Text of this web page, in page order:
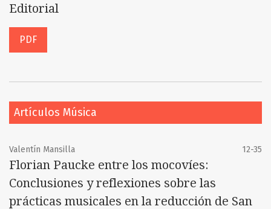
Editorial
PDF
Artículos Música
Valentín Mansilla 12-35
Florian Paucke entre los mocovíes:
Conclusiones y reflexiones sobre las
prácticas musicales en la reducción de San